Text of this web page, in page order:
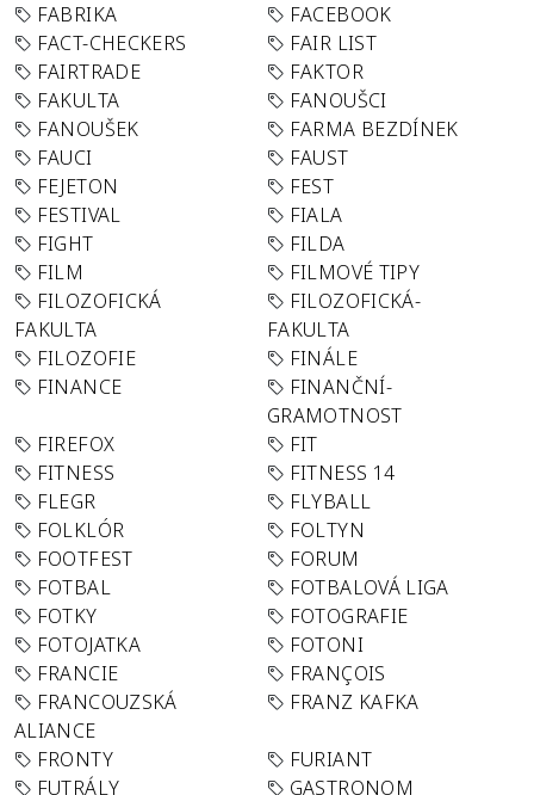
FABRIKA
FACEBOOK
FACT-CHECKERS
FAIR LIST
FAIRTRADE
FAKTOR
FAKULTA
FANOUŠCI
FANOUŠEK
FARMA BEZDÍNEK
FAUCI
FAUST
FEJETON
FEST
FESTIVAL
FIALA
FIGHT
FILDA
FILM
FILMOVÉ TIPY
FILOZOFICKÁ
FAKULTA
FILOZOFICKÁ-
FAKULTA
FILOZOFIE
FINÁLE
FINANCE
FINANČNÍ-
GRAMOTNOST
FIREFOX
FIT
FITNESS
FITNESS 14
FLEGR
FLYBALL
FOLKLÓR
FOLTYN
FOOTFEST
FORUM
FOTBAL
FOTBALOVÁ LIGA
FOTKY
FOTOGRAFIE
FOTOJATKA
FOTONI
FRANCIE
FRANÇOIS
FRANCOUZSKÁ
ALIANCE
FRANZ KAFKA
FRONTY
FURIANT
FUTRÁLY
GASTRONOM